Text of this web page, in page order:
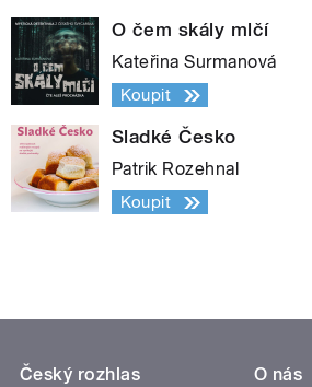
O čem skály mlčí
Kateřina Surmanová
Koupit
Sladké Česko
Patrik Rozehnal
Koupit
Český rozhlas
O nás